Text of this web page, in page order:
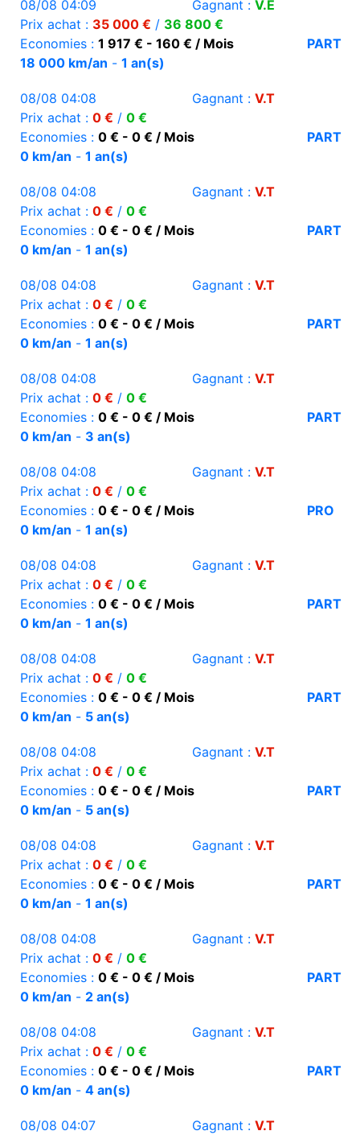
08/08 04:09 Gagnant : V.E
Prix achat : 35 000 € / 36 800 €
Economies : 1 917 € - 160 € / Mois
PART
18 000 km/an - 1 an(s)
08/08 04:08 Gagnant : V.T
Prix achat : 0 € / 0 €
Economies : 0 € - 0 € / Mois
PART
0 km/an - 1 an(s)
08/08 04:08 Gagnant : V.T
Prix achat : 0 € / 0 €
Economies : 0 € - 0 € / Mois
PART
0 km/an - 1 an(s)
08/08 04:08 Gagnant : V.T
Prix achat : 0 € / 0 €
Economies : 0 € - 0 € / Mois
PART
0 km/an - 1 an(s)
08/08 04:08 Gagnant : V.T
Prix achat : 0 € / 0 €
Economies : 0 € - 0 € / Mois
PART
0 km/an - 3 an(s)
08/08 04:08 Gagnant : V.T
Prix achat : 0 € / 0 €
Economies : 0 € - 0 € / Mois
PRO
0 km/an - 1 an(s)
08/08 04:08 Gagnant : V.T
Prix achat : 0 € / 0 €
Economies : 0 € - 0 € / Mois
PART
0 km/an - 1 an(s)
08/08 04:08 Gagnant : V.T
Prix achat : 0 € / 0 €
Economies : 0 € - 0 € / Mois
PART
0 km/an - 5 an(s)
08/08 04:08 Gagnant : V.T
Prix achat : 0 € / 0 €
Economies : 0 € - 0 € / Mois
PART
0 km/an - 5 an(s)
08/08 04:08 Gagnant : V.T
Prix achat : 0 € / 0 €
Economies : 0 € - 0 € / Mois
PART
0 km/an - 1 an(s)
08/08 04:08 Gagnant : V.T
Prix achat : 0 € / 0 €
Economies : 0 € - 0 € / Mois
PART
0 km/an - 2 an(s)
08/08 04:08 Gagnant : V.T
Prix achat : 0 € / 0 €
Economies : 0 € - 0 € / Mois
PART
0 km/an - 4 an(s)
08/08 04:07 Gagnant : V.T